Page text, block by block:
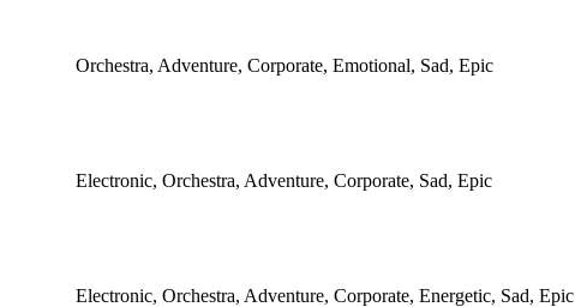
Orchestra, Adventure, Corporate, Emotional, Sad, Epic
Electronic, Orchestra, Adventure, Corporate, Sad, Epic
Electronic, Orchestra, Adventure, Corporate, Energetic, Sad, Epic